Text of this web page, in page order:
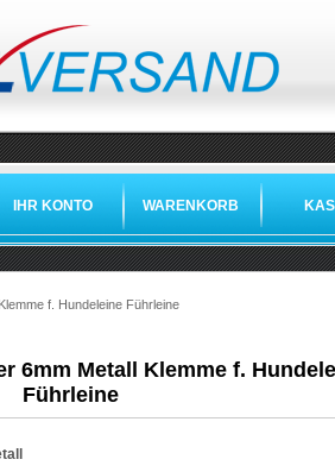
IHR KONTO WARENKORB
f. Hundeleine Führleine
6mm Metall Klemme f.
Führleine